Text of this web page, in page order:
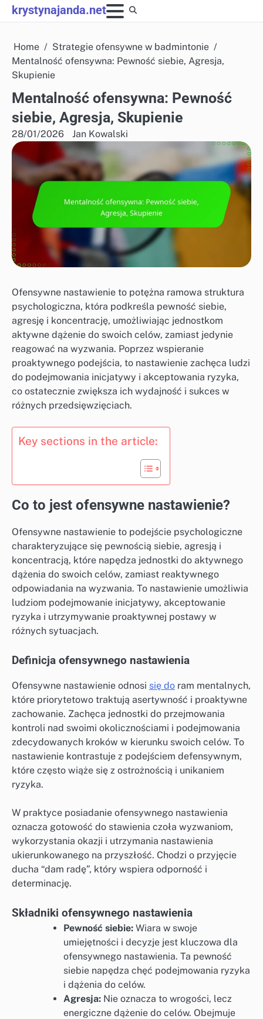
Skip
to
krystynajanda.net
Home
Strategie ofensywne w badmintonie
Mentalność ofensywna: Pewność siebie, Agresja,
Skupienie
Mentalność ofensywna: Pewność
siebie, Agresja, Skupienie
28/01/2026 Jan Kowalski
Ofensywne nastawienie to potężna ramowa struktura
psychologiczna, która podkreśla pewność siebie,
agresję i koncentrację, umożliwiając jednostkom
aktywne dążenie do swoich celów, zamiast jedynie
reagować na wyzwania. Poprzez wspieranie
proaktywnego podejścia, to nastawienie zachęca ludzi
do podejmowania inicjatywy i akceptowania ryzyka,
co ostatecznie zwiększa ich wydajność i sukces w
różnych przedsięwzięciach.
Key sections in the article:
Co to jest ofensywne nastawienie?
Ofensywne nastawienie to podejście psychologiczne
charakteryzujące się pewnością siebie, agresją i
koncentracją, które napędza jednostki do aktywnego
dążenia do swoich celów, zamiast reaktywnego
odpowiadania na wyzwania. To nastawienie umożliwia
ludziom podejmowanie inicjatywy, akceptowanie
ryzyka i utrzymywanie proaktywnej postawy w
różnych sytuacjach.
Definicja ofensywnego nastawienia
Ofensywne nastawienie odnosi się do ram mentalnych,
które priorytetowo traktują asertywność i proaktywne
zachowanie. Zachęca jednostki do przejmowania
kontroli nad swoimi okolicznościami i podejmowania
zdecydowanych kroków w kierunku swoich celów. To
nastawienie kontrastuje z podejściem defensywnym,
które często wiąże się z ostrożnością i unikaniem
ryzyka.
W praktyce posiadanie ofensywnego nastawienia
oznacza gotowość do stawienia czoła wyzwaniom,
wykorzystania okazji i utrzymania nastawienia
ukierunkowanego na przyszłość. Chodzi o przyjęcie
ducha “dam radę”, który wspiera odporność i
determinację.
Składniki ofensywnego nastawienia
Pewność siebie: Wiara w swoje
umiejętności i decyzje jest kluczowa dla
ofensywnego nastawienia. Ta pewność
siebie napędza chęć podejmowania ryzyka
i dążenia do celów.
Agresja: Nie oznacza to wrogości, lecz
energiczne dążenie do celów. Obejmuje